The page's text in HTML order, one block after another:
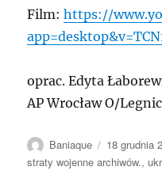
Film:https://
oprac. Edyta
AP Wrocław O/
Autor
Baniaque
Data
publikacji
18 grudnia
straty wojenne archiwów.,